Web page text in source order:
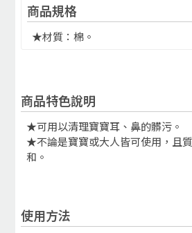
商品規格
★材質：棉。
商品特色說明
★可用以清理寶寶耳、鼻的髒污。
★不論是寶寶或大人皆可使用，且
和。
使用方法